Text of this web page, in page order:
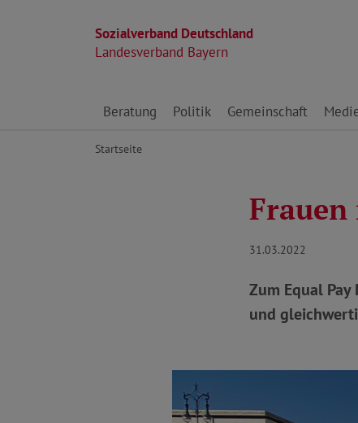
Sozialverband Deutschland
Landesverband Bayern
Direkt zu den Inhalten springen
Beratung Politik Gemeinschaft
Startseite
Frauen
31.03.2022
Zum Equal
und